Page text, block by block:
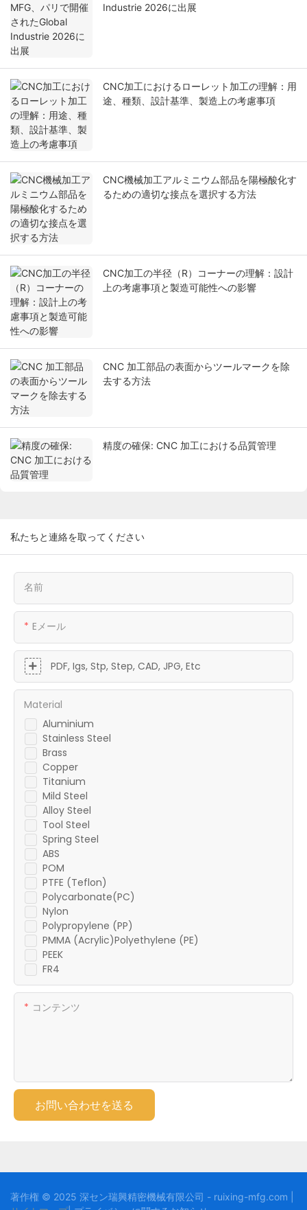
Industrie 2026に出展
CNC加工におけるローレット加工の理解：用
途、種類、設計基準、製造上の考慮事項
CNC機械加工アルミニウム部品を陽極酸化す
るための適切な接点を選択する方法
CNC加工の半径（R）コーナーの理解：設計
上の考慮事項と製造可能性への影響
CNC 加工部品の表面からツールマークを除
去する方法
精度の確保: CNC 加工における品質管理
私たちと連絡を取ってください
名前
Eメール
PDF, Igs, Stp, Step, CAD, JPG, Etc
Aluminium
Stainless Steel
Brass
Copper
Titanium
Mild Steel
Alloy Steel
Tool Steel
Spring Steel
ABS
POM
PTFE (Teflon)
Polycarbonate(PC)
Nylon
Polypropylene (PP)
PMMA (Acrylic)Polyethylene (PE)
PEEK
FR4
Material
コンテンツ
お問い合わせを送る
著作権 © 2025 深セン瑞興精密機械有限公司 - ruixing-mfg.com |